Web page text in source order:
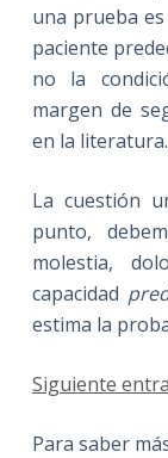
una prueba
paciente
no la
margen de
en la literatura.
La cuestión
punto,
molestia,
capacidad
estima la
Siguiente
Para saber